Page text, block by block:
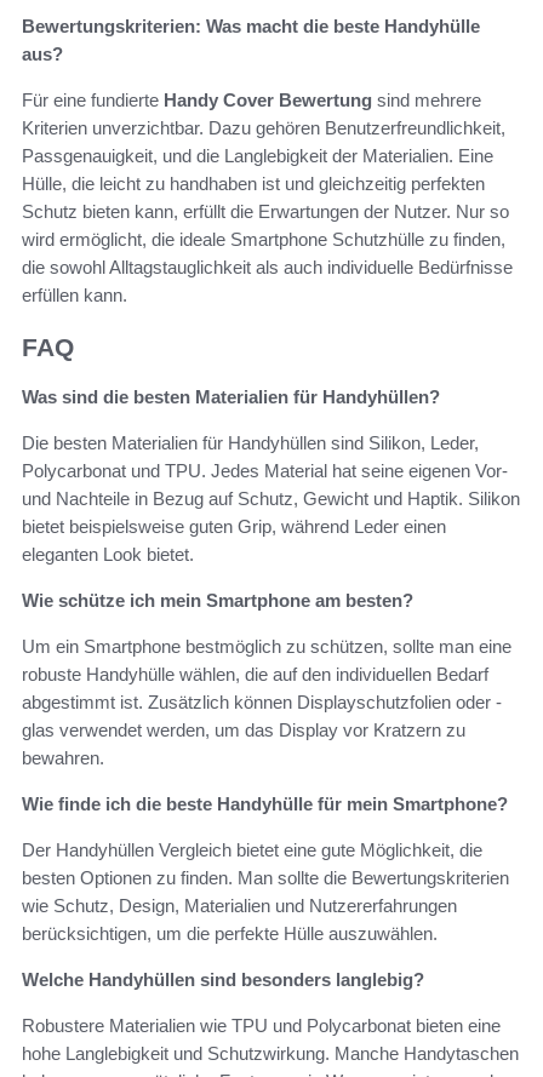
Bewertungskriterien: Was macht die beste Handyhülle
aus?
Für eine fundierte Handy Cover Bewertung sind mehrere
Kriterien unverzichtbar. Dazu gehören Benutzerfreundlichkeit,
Passgenauigkeit, und die Langlebigkeit der Materialien. Eine
Hülle, die leicht zu handhaben ist und gleichzeitig perfekten
Schutz bieten kann, erfüllt die Erwartungen der Nutzer. Nur so
wird ermöglicht, die ideale Smartphone Schutzhülle zu finden,
die sowohl Alltagstauglichkeit als auch individuelle Bedürfnisse
erfüllen kann.
FAQ
Was sind die besten Materialien für Handyhüllen?
Die besten Materialien für Handyhüllen sind Silikon, Leder,
Polycarbonat und TPU. Jedes Material hat seine eigenen Vor-
und Nachteile in Bezug auf Schutz, Gewicht und Haptik. Silikon
bietet beispielsweise guten Grip, während Leder einen
eleganten Look bietet.
Wie schütze ich mein Smartphone am besten?
Um ein Smartphone bestmöglich zu schützen, sollte man eine
robuste Handyhülle wählen, die auf den individuellen Bedarf
abgestimmt ist. Zusätzlich können Displayschutzfolien oder -
glas verwendet werden, um das Display vor Kratzern zu
bewahren.
Wie finde ich die beste Handyhülle für mein Smartphone?
Der Handyhüllen Vergleich bietet eine gute Möglichkeit, die
besten Optionen zu finden. Man sollte die Bewertungskriterien
wie Schutz, Design, Materialien und Nutzererfahrungen
berücksichtigen, um die perfekte Hülle auszuwählen.
Welche Handyhüllen sind besonders langlebig?
Robustere Materialien wie TPU und Polycarbonat bieten eine
hohe Langlebigkeit und Schutzwirkung. Manche Handytaschen